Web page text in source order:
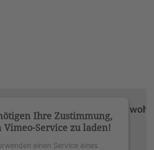
Ihre Zustimmung,
Vimeo-Service zu laden!
einen Service eines